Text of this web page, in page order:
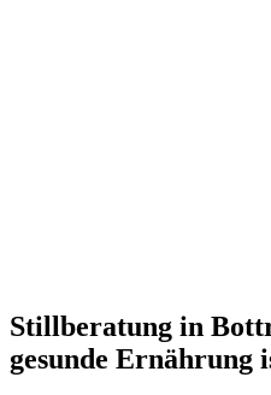
Stillberatung in
gesunde Ernährung